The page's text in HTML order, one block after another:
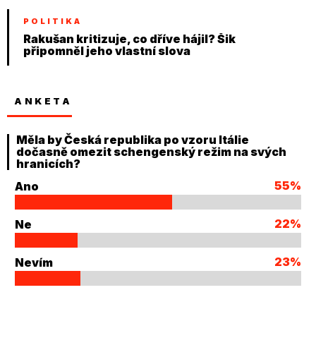
POLITIKA
Rakušan kritizuje, co dříve hájil? Šik
připomněl jeho vlastní slova
ANKETA
Měla by Česká republika po vzoru Itálie
dočasně omezit schengenský režim na svých
hranicích?
Ano
55%
Ne 22%
Nevím 23%